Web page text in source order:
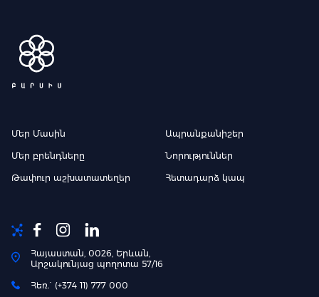
Մեր Մասին Ապրանքանիշեր
Մեր բրենդները Նորություններ
Թափուր աշխատատեղեր Հետադարձ կապ
Հայաստան, 0026, Երևան,
Արշակունյաց պողոտա 57/16
Հեռ.` (+374 11) 777 000